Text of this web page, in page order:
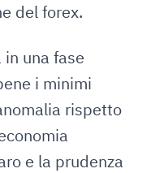
del forex.
una fase
i minimi
rispetto
e la prudenza